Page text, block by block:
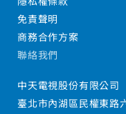
免責聲明
商務合作方案
聯絡我們
中天電視股份有限公司
臺北市內湖區民權東路